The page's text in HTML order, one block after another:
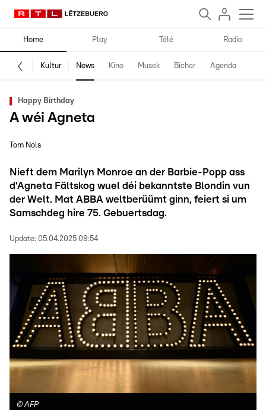
Home Play Télé Radio
Kultur News Kino Musek Bicher Agenda
Happy Birthday
A wéi Agneta
Tom Nols
Nieft dem Marilyn Monroe an der Barbie-Popp ass
d'Agneta Fältskog wuel déi bekanntste Blondin vun
der Welt. Mat ABBA weltberüümt ginn, feiert si um
Samschdeg hire 75. Gebuertsdag.
Update: 05.04.2025 09:54
©AFP